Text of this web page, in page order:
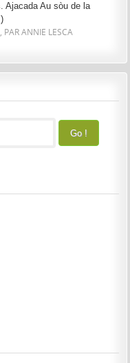
Ajacada Au sòu de la
PAR ANNIE LESCA